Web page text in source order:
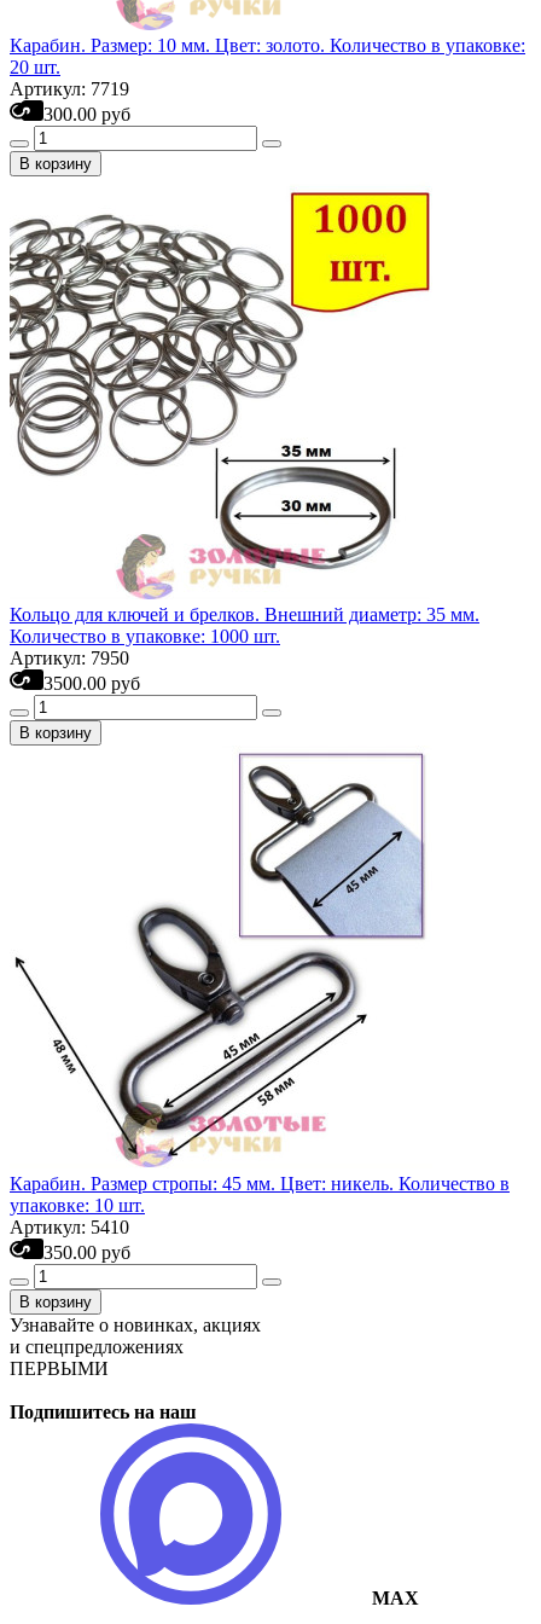
Карабин. Размер: 10 мм. Цвет: золото. Количество в упаковке:
20 шт.
Артикул: 7719
300.00 руб
В корзину
Кольцо для ключей и брелков. Внешний диаметр: 35 мм.
Количество в упаковке: 1000 шт.
Артикул: 7950
3500.00 руб
В корзину
Карабин. Размер стропы: 45 мм. Цвет: никель. Количество в
упаковке: 10 шт.
Артикул: 5410
350.00 руб
В корзину
Узнавайте о новинках, акциях
и спецпредложениях
ПЕРВЫМИ
Подпишитесь на наш
MAX